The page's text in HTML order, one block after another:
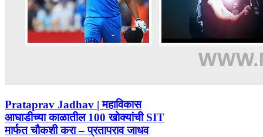
Prataprav Jadhav | महाविकास
आघाडीच्या काळातील 100 खोक्यांची SIT
मार्फत चौकशी करा – प्रतापराव जाधव